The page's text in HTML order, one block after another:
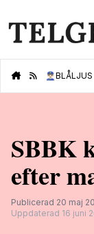
👮🏻‍♂️BLÅLJUS
SBBK
efter
Publicerad 20 maj
Uppdaterad 16 juni